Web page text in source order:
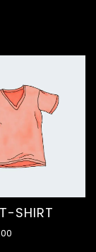
SHIRT